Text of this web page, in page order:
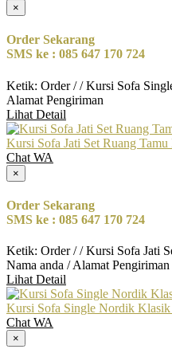
×
Order Sekarang
SMS ke : 085 647 170 724
Ketik: Order / / Kursi Sofa
Alamat Pengiriman
Lihat Detail
Kursi Sofa Jati Set Ruang
Chat WA
×
Order Sekarang
SMS ke : 085 647 170 724
Ketik: Order / / Kursi Sofa Jati
Nama anda / Alamat Pengiriman
Lihat Detail
Kursi Sofa Single Nordik
Chat WA
×